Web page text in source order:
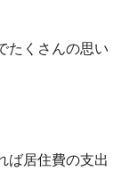
たくさんの思い
ば居住費の支出